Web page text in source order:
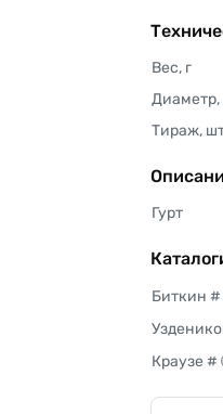
Вес, г
Тираж,
Гурт
Биткин #
Краузе #